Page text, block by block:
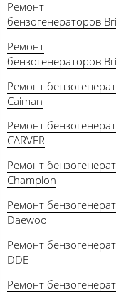
Ремонт
бензогенераторов
Ремонт
бензогенераторов
Ремонт
Caiman
Ремонт
CARVER
Ремонт
Champion
Ремонт
Daewoo
Ремонт
DDE
Ремонт